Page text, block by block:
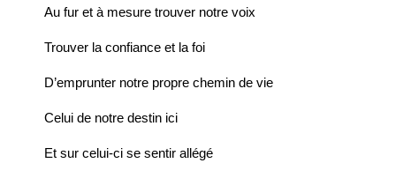
Au fur et à mesure trouver notre voix
Trouver la confiance et la foi
D’emprunter notre propre chemin de vie
Celui de notre destin ici
Et sur celui-ci se sentir allégé